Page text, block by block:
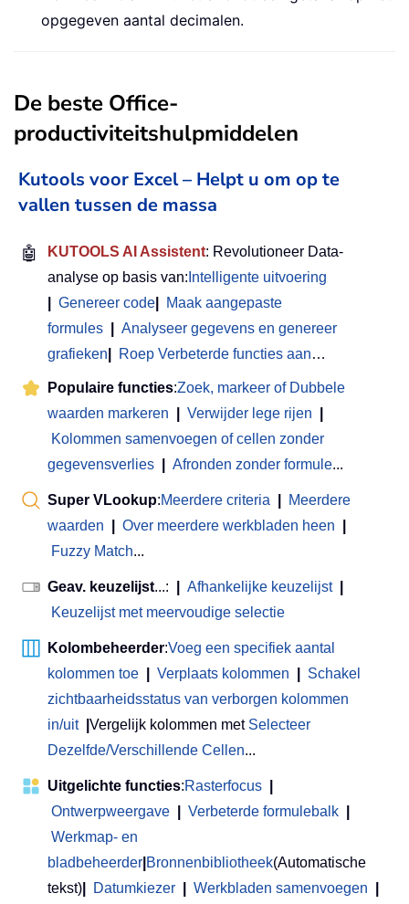
opgegeven aantal decimalen.
De beste Office-
productiviteitshulpmiddelen
Kutools voor Excel – Helpt u om op te
vallen tussen de massa
🤖 KUTOOLS AI Assistent: Revolutioneer Data-
analyse op basis van: Intelligente uitvoering
Genereer code
Maak aangepaste
formules
Analyseer gegevens en genereer
grafieken
Roep Verbeterde functies aan…
Populaire functies:Zoek, markeer of Dubbele
waarden markeren
Verwijder lege rijen
Kolommen samenvoegen of cellen zonder
gegevensverlies
Afronden zonder formule...
Super VLookup:Meerdere criteria
Meerdere
waarden
Over meerdere werkbladen heen
Fuzzy Match...
Geav. keuzelijst...: Afhankelijke keuzelijst
Keuzelijst met meervoudige selectie
Kolombeheerder:Voeg een specifiek aantal
kolommen toe
Verplaats kolommen
Schakel
zichtbaarheidsstatus van verborgen kolommen
in/uit
Vergelijk kolommen met Selecteer
Dezelfde/Verschillende Cellen...
Uitgelichte functies:Rasterfocus
Ontwerpweergave
Verbeterde formulebalk
Werkmap- en
bladbeheerder Bronnenbibliotheek(Automatische
tekst)
Datumkiezer Werkbladen samenvoegen